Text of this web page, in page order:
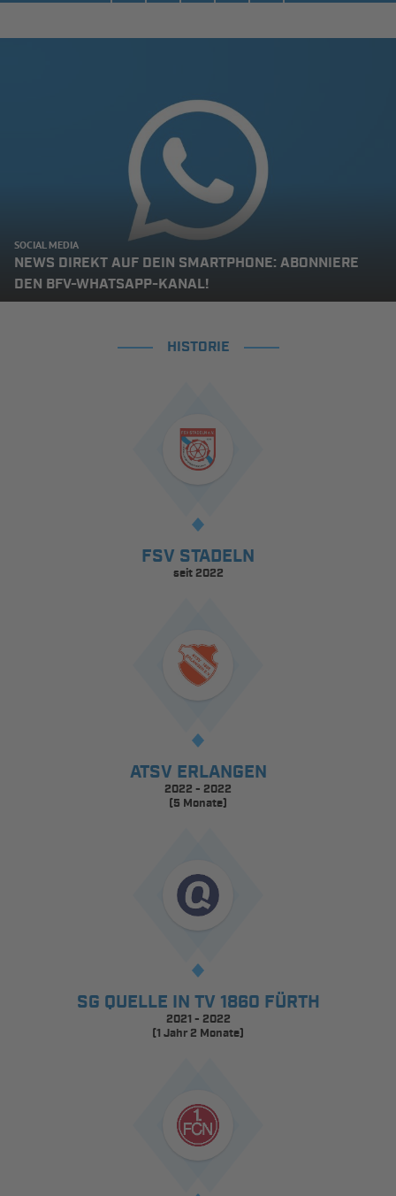
SOCIAL MEDIA
NEWS DIREKT AUF DEIN SMARTPHONE: ABONNIERE
DEN BFV-WHATSAPP-KANAL!
HISTORIE
FSV STADELN
seit 2022
ATSV ERLANGEN
2022 - 2022
(5 Monate)
SG QUELLE IN TV 1860 FÜRTH
2021 - 2022
(1 Jahr 2 Monate)